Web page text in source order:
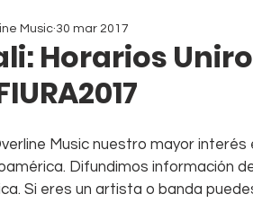
Horarios
Music 30 mar 2017
Music nuestro mayor
Difundimos información
Si eres un artista o banda